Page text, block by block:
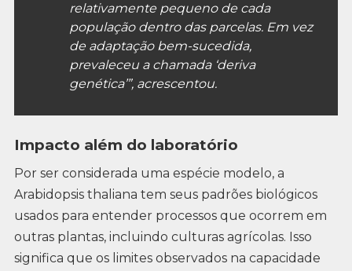
relativamente pequeno de cada
população dentro das parcelas. Em vez
de adaptação bem-sucedida,
prevaleceu a chamada ‘deriva
genética’”, acrescentou.
Impacto além do laboratório
Por ser considerada uma espécie modelo, a
Arabidopsis thaliana tem seus padrões biológicos
usados para entender processos que ocorrem em
outras plantas, incluindo culturas agrícolas. Isso
significa que os limites observados na capacidade